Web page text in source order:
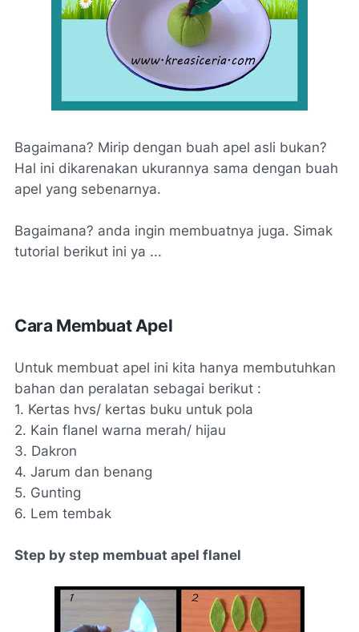
Bagaimana? Mirip dengan buah apel asli bukan?
Hal ini dikarenakan ukurannya sama dengan buah
apel yang sebenarnya.
Bagaimana? anda ingin membuatnya juga. Simak
tutorial berikut ini ya ...
Cara Membuat Apel
Untuk membuat apel ini kita hanya membutuhkan
bahan dan peralatan sebagai berikut :
1. Kertas hvs/ kertas buku untuk pola
2. Kain flanel warna merah/ hijau
3. Dakron
4. Jarum dan benang
5. Gunting
6. Lem tembak
Step by step membuat apel flanel